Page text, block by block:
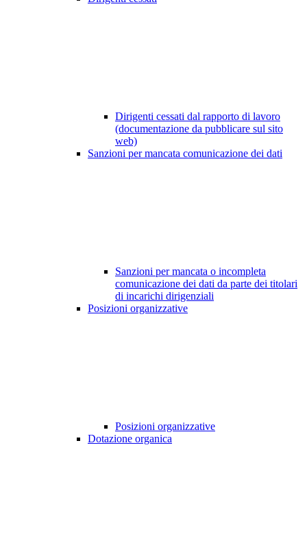
Dirigenti cessati dal rapporto di lavoro
(documentazione da pubblicare sul sito
web)
Sanzioni per mancata comunicazione dei dati
Sanzioni per mancata o incompleta
comunicazione dei dati da parte dei titolari
di incarichi dirigenziali
Posizioni organizzative
Posizioni organizzative
Dotazione organica